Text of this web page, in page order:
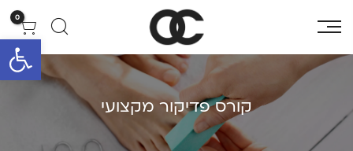
פתח
0
קורס פדיקור מקצועי